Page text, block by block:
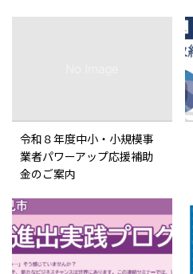
令和８年度中小・小規模事
業者パワーアップ応援補助
金のご案内